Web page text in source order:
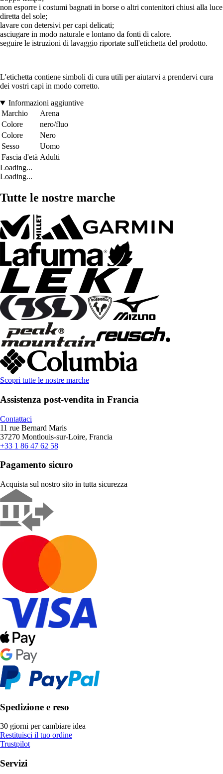
non esporre i costumi bagnati in borse o altri contenitori chiusi alla luce
diretta del sole;
lavare con detersivi per capi delicati;
asciugare in modo naturale e lontano da fonti di calore.
seguire le istruzioni di lavaggio riportate sull'etichetta del prodotto.
L'etichetta contiene simboli di cura utili per aiutarvi a prendervi cura
dei vostri capi in modo corretto.
Informazioni aggiuntive
Marchio
Arena
Colore
nero/fluo
Colore
Nero
Sesso
Uomo
Fascia d'età Adulti
Loading...
Loading...
Tutte le nostre marche
Scopri tutte le nostre marche
Assistenza post-vendita in Francia
Contattaci
11 rue Bernard Maris
37270 Montlouis-sur-Loire, Francia
+33 1 86 47 62 58
Pagamento sicuro
Acquista sul nostro sito in tutta sicurezza
Spedizione e reso
30 giorni per cambiare idea
Restituisci il tuo ordine
Trustpilot
Servizi